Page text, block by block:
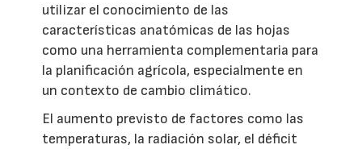
utilizar el conocimiento de las
características anatómicas de las hojas
como una herramienta complementaria para
la planificación agrícola, especialmente en
un contexto de cambio climático.
El aumento previsto de factores como las
temperaturas, la radiación solar, el déficit